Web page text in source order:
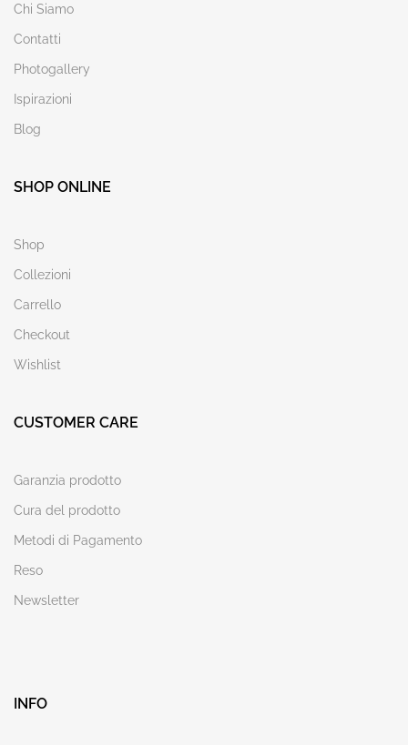
Chi Siamo
Contatti
Photogallery
Ispirazioni
Blog
SHOP ONLINE
Shop
Collezioni
Carrello
Checkout
Wishlist
CUSTOMER CARE
Garanzia prodotto
Cura del prodotto
Metodi di Pagamento
Reso
Newsletter
INFO